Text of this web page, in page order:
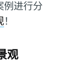
例进行分
！
观